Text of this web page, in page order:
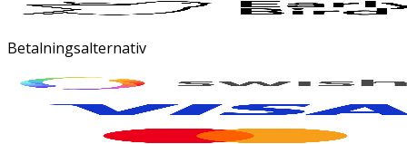
Betalningsalternativ